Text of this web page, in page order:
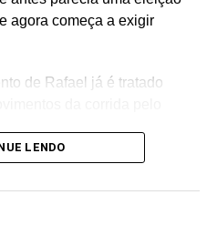
agora começa a exigir
de Rafael já é tratado
LENDO